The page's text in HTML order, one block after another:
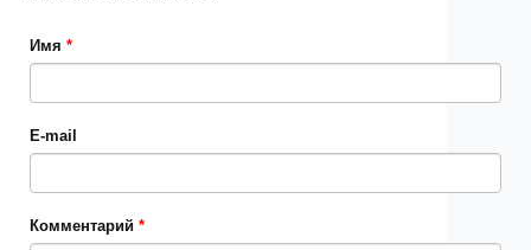
Имя *
E-mail
Комментарий *